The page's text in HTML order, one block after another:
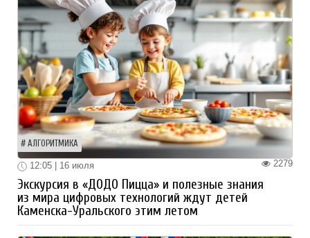
АЛГОРИТМИКА
2279
12:05 | 16 июля
Экскурсия в «ДОДО Пицца» и полезные знания
из мира цифровых технологий ждут детей
Каменска-Уральского этим летом